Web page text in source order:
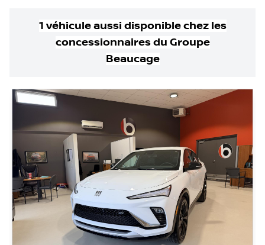
1 véhicule aussi disponible chez les
concessionnaires du Groupe
Beaucage